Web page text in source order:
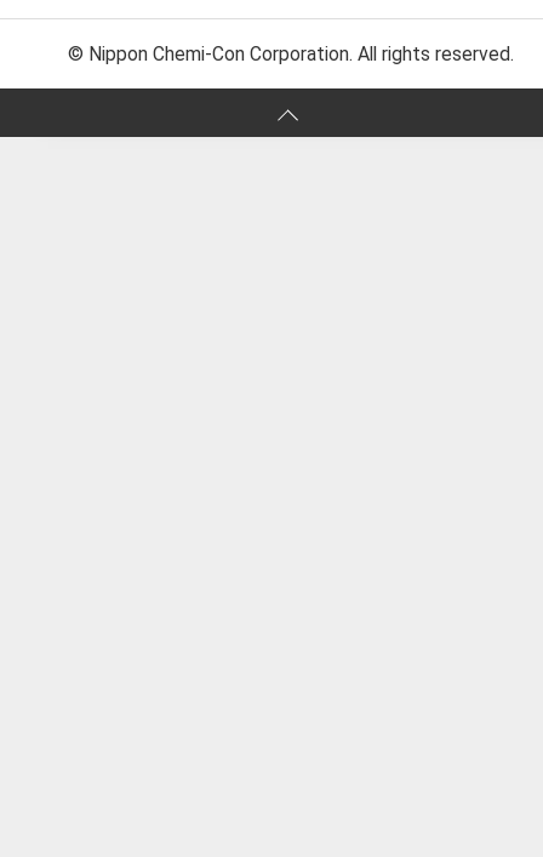
© Nippon Chemi-Con Corporation. All rights reserved.